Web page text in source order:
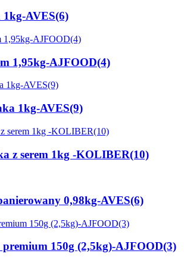
1kg-AVES(6)
1,95kg-AJFOOD(4)
1kg-AVES(9)
z serem 1kg -KOLIBER(10)
0,98kg-AVES(6)
150g (2,5kg)-AJFOOD(3)